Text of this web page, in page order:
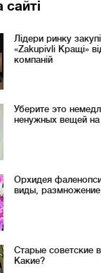
сайті
Лідери ринку
«Zakupivli Кращі»
компаній
Уберите это
ненужных вещей на
Орхидея
виды, размножение
Старые советские
Какие?